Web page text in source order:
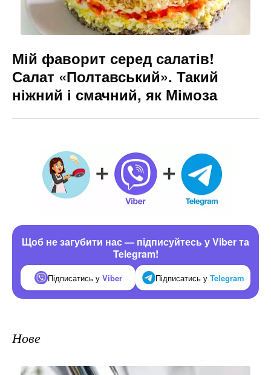
Мій фаворит серед салатів!
Салат «Полтавський». Такий
ніжний і смачний, як Мімоза
Щоб не загубити нас — підписуйтесь у Viber та
Telegram!
Підписатись у Viber Підписатись у Telegram
Нове